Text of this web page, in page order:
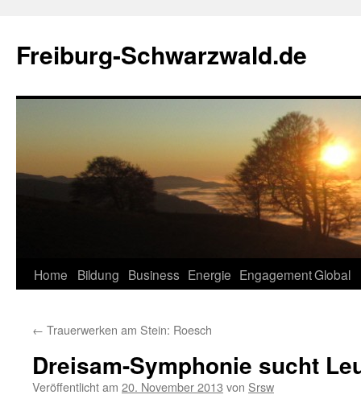
springen
Freiburg-Schwarzwald.de
Home Bildung Business Energie EngagementGlobal
← Trauerwerken am Stein: Roesch
Dreisam-Symphonie sucht
Veröffentlicht am 20. November 2013 von Srsw